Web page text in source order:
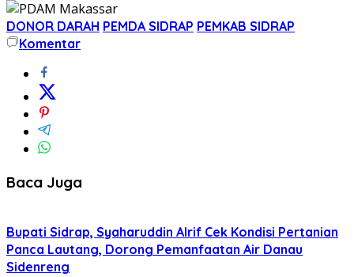
DONOR DARAH PEMDA SIDRAP PEMKAB SIDRAP
Komentar
Baca Juga
Bupati Sidrap, Syaharuddin Alrif Cek Kondisi Pertanian
Panca Lautang, Dorong Pemanfaatan Air Danau
Sidenreng